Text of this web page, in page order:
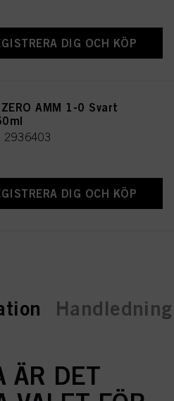
DIG OCH KÖP
ZERO AMM 1-0 Svart
2936403
DIG OCH KÖP
ÄR DET